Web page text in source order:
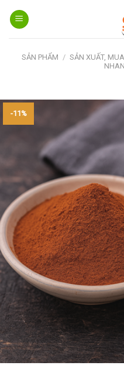
content
SẢN PHẨM / SẢN XUẤT,
-11%